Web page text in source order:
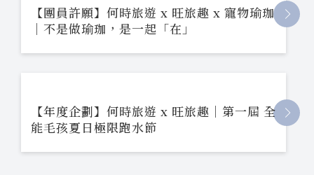
【團員許願】何時旅遊 x 旺旅趣 x 寵物瑜珈
｜不是做瑜珈，是一起「在」
【年度企劃】何時旅遊 x 旺旅趣｜第一屆 全
能毛孩夏日極限跑水節